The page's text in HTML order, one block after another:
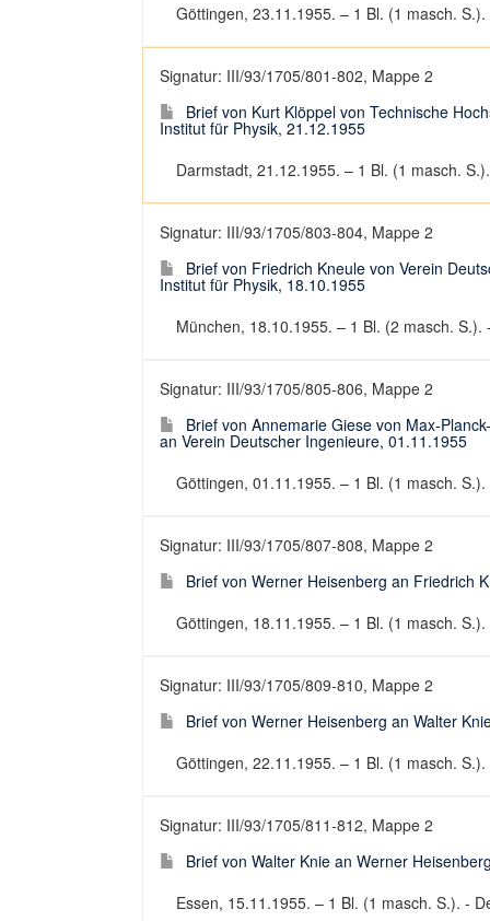
Göttingen, 23.11.1955. – 1 Bl. (1 masch.
Signatur: III/93/1705/801-802, Mappe 2
Brief von Kurt Klöppel von Technische
Institut für Physik, 21.12.1955
Darmstadt, 21.12.1955. – 1 Bl. (1 masch.
Signatur: III/93/1705/803-804, Mappe 2
Brief von Friedrich Kneule von Verein
Institut für Physik, 18.10.1955
München, 18.10.1955. – 1 Bl. (2 masch.
Signatur: III/93/1705/805-806, Mappe 2
Brief von Annemarie Giese von Max-
an Verein Deutscher Ingenieure, 01.11.1955
Göttingen, 01.11.1955. – 1 Bl. (1 masch.
Signatur: III/93/1705/807-808, Mappe 2
Brief von Werner Heisenberg an Friedrich
Göttingen, 18.11.1955. – 1 Bl. (1 masch.
Signatur: III/93/1705/809-810, Mappe 2
Brief von Werner Heisenberg an Walter
Göttingen, 22.11.1955. – 1 Bl. (1 masch.
Signatur: III/93/1705/811-812, Mappe 2
Brief von Walter Knie an Werner
Essen, 15.11.1955. – 1 Bl. (1 masch. S.). -